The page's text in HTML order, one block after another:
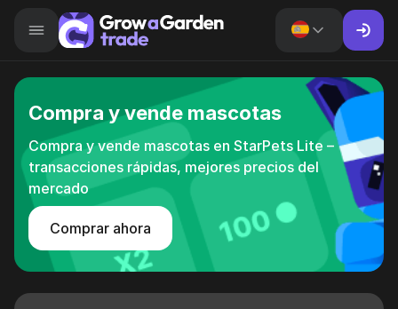
Compra y vende mascotas
Compra y vende mascotas en StarPets Lite –
transacciones rápidas, mejores precios del
mercado
Comprar ahora